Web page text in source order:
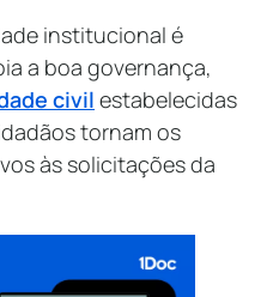
institucional é
a boa governança,
civil estabelecidas
tornam os
às solicitações da